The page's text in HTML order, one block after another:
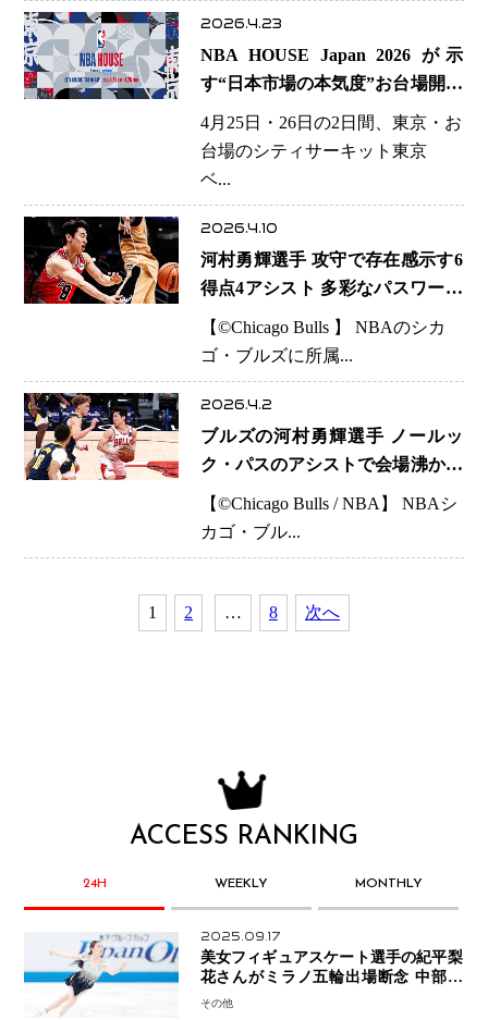
2026.4.23
NBA HOUSE Japan 2026 が示
す“日本市場の本気度”お台場開催
が意味するNBAの戦略転換
4月25日・26日の2日間、東京・お
台場のシティサーキット東京
ベ...
2026.4.10
河村勇輝選手 攻守で存在感示す6
得点4アシスト 多彩なパスワーク
で連勝に貢献
【©️Chicago Bulls 】 NBAのシカ
ゴ・ブルズに所属...
2026.4.2
ブルズの河村勇輝選手 ノールッ
ク・パスのアシストで会場沸かす
途中出場で3アシストもブルズは
完敗の5連敗
【©️Chicago Bulls / NBA】 NBAシ
カゴ・ブル...
1 2 … 8 次へ
ACCESS RANKING
24H WEEKLY MONTHLY
2025.09.17
美女フィギュアスケート選手の紀平梨
花さんがミラノ五輪出場断念 中部選
手権欠場を発表「安全最優先の判断」
その他